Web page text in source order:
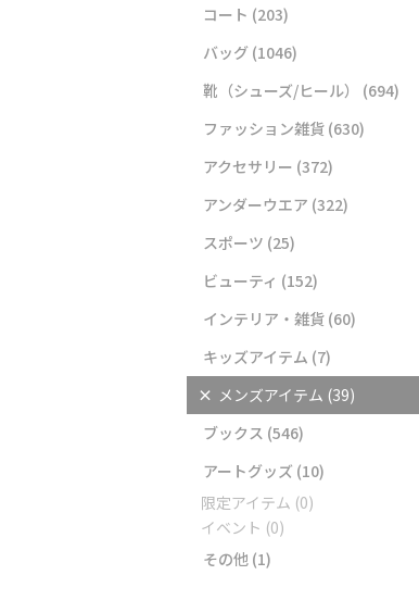
コート (203)
バッグ (1046)
靴（シューズ/ヒール）
(694)
ファッション雑貨 (630)
アクセサリー (372)
アンダーウエア (322)
スポーツ (25)
ビューティ (152)
インテリア・雑貨 (60)
キッズアイテム (7)
× メンズアイテム (39)
ブックス (546)
アートグッズ (10)
限定アイテム (0)
イベント (0)
その他 (1)